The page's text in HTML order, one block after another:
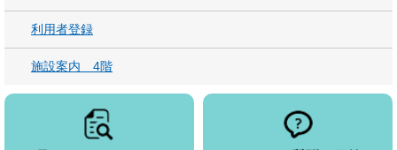
利用者登録
施設案内 4階